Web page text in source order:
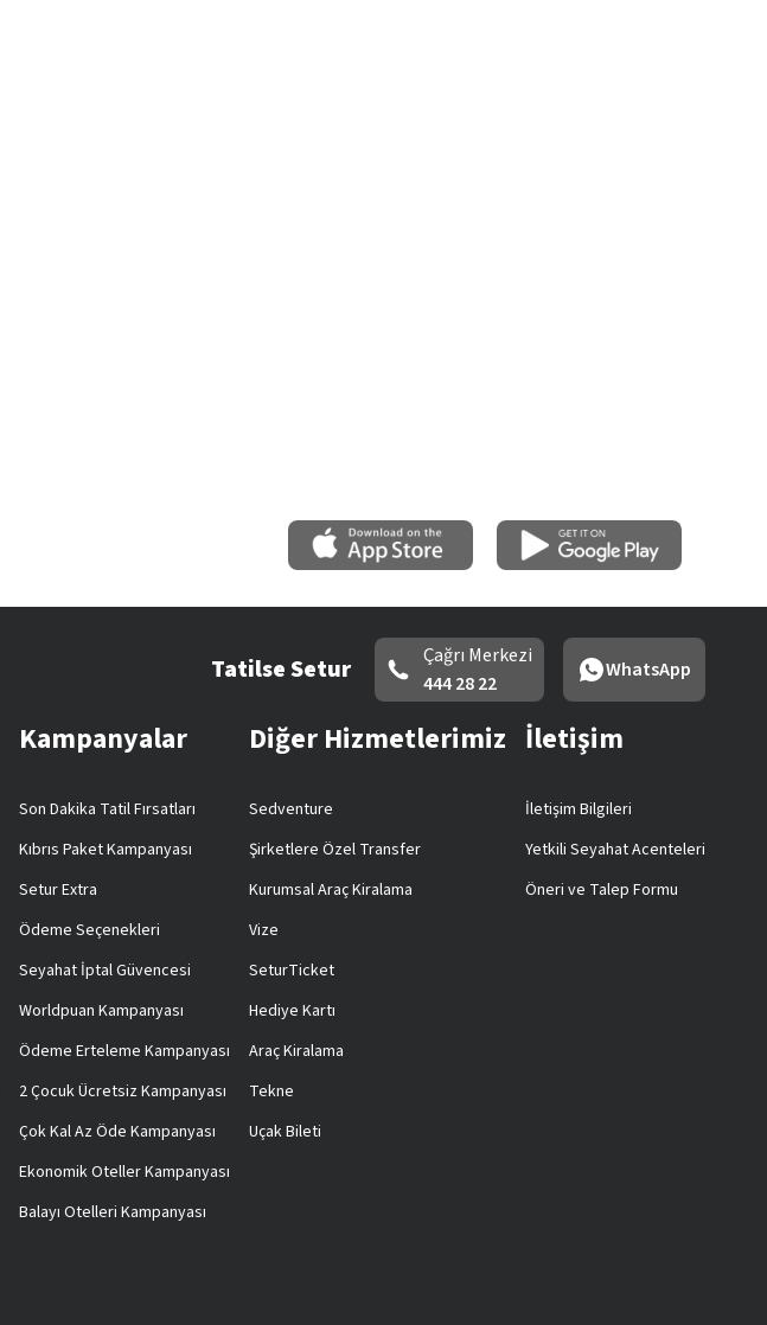
Tatilse Setur
Çağrı Merkezi
444 28 22
WhatsApp
Kampanyalar
Son Dakika Tatil Fırsatları
Kıbrıs Paket Kampanyası
Setur Extra
Ödeme Seçenekleri
Seyahat İptal Güvencesi
Worldpuan Kampanyası
Ödeme Erteleme Kampanyası
2 Çocuk Ücretsiz Kampanyası
Çok Kal Az Öde Kampanyası
Ekonomik Oteller Kampanyası
Balayı Otelleri Kampanyası
Diğer Hizmetlerimiz
Sedventure
Şirketlere Özel Transfer
Kurumsal Araç Kiralama
Vize
SeturTicket
Hediye Kartı
Araç Kiralama
Tekne
Uçak Bileti
İletişim
İletişim Bilgileri
Yetkili Seyahat Acenteleri
Öneri ve Talep Formu